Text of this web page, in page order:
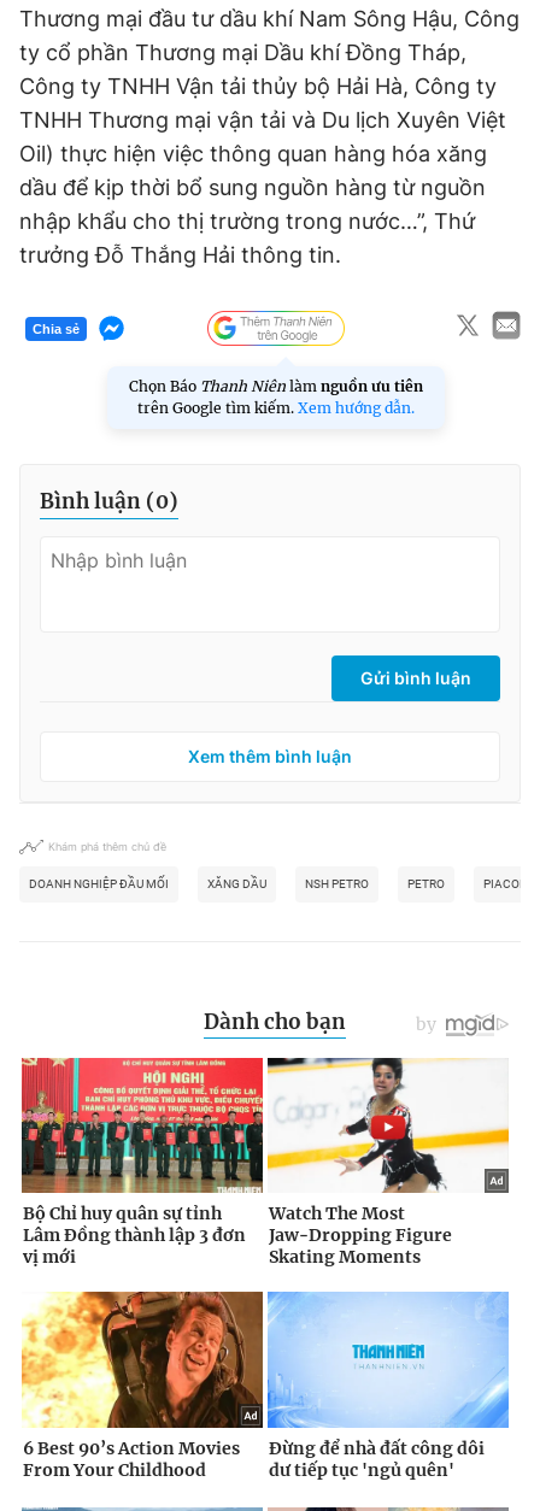
Thương mại đầu tư dầu khí Nam Sông Hậu, Công
ty cổ phần Thương mại Dầu khí Đồng Tháp,
Công ty TNHH Vận tải thủy bộ Hải Hà, Công ty
TNHH Thương mại vận tải và Du lịch Xuyên Việt
Oil) thực hiện việc thông quan hàng hóa xăng
dầu để kịp thời bổ sung nguồn hàng từ nguồn
nhập khẩu cho thị trường trong nước…”, Thứ
trưởng Đỗ Thắng Hải thông tin.
Chia sẻ
Chọn Báo Thanh Niên làm nguồn ưu tiên
trên Google tìm kiếm. Xem hướng dẫn.
Bình luận (0)
Gửi bình luận
Xem thêm bình luận
Khám phá thêm chủ đề
DOANH NGHIỆP ĐẦU MỐI XĂNG DẦU NSH PETRO PETRO PIACOM